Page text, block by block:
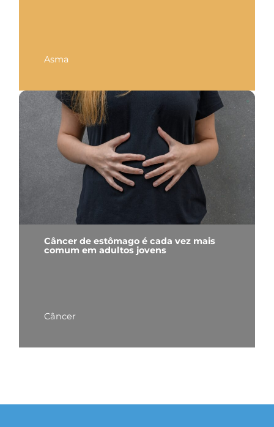
Asma
Câncer de estômago é cada vez mais
comum em adultos jovens
Câncer